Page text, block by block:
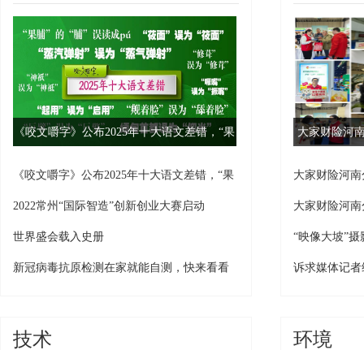
《咬文嚼字》公布2025年十大语文差错，“果
《咬文嚼字》公布2025年十大语文差错，“果
脯”你会读吗？
2022常州“国际智造”创新创业大赛启动
世界盛会载入史册
新冠病毒抗原检测在家就能自测，快来看看
大家财险河
大家财险河
展“为民办实
大家财险河
“映像大坡”
诉求媒体记
技术 环境